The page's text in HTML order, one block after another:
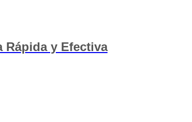
Rápida y Efectiva